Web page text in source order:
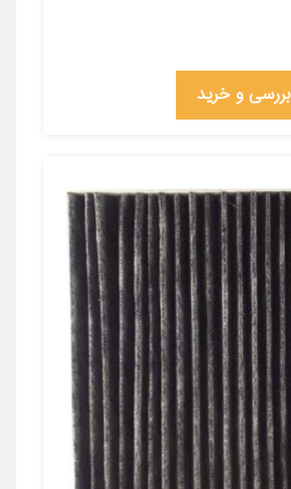
بررسی و خرید